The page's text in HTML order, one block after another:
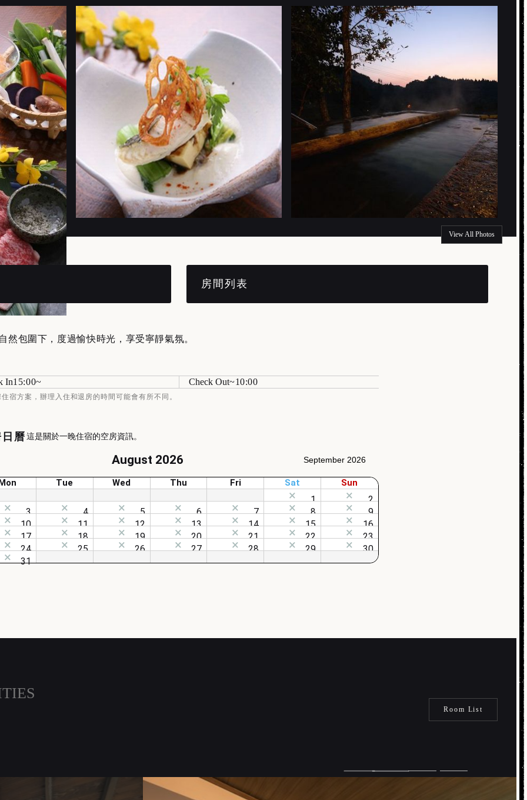
View All Photos
房間列表
然包圍下，度過愉快時光，享受寧靜氣氛。
In15:00 Check Out 10:00
宿方案，辦理入住和退房的時間可能會有所不同。
曆 這是關於一晚住宿的空房資訊。
August 2026 September 2026
Tue Wed Thu Fri Sat Sun
Room List